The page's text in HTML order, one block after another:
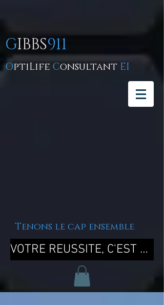
GIBBS911
OptiLife Consultant EI
Tenons le cap ensemble
VOTRE REUSSITE, C'EST MA REUSSITE !